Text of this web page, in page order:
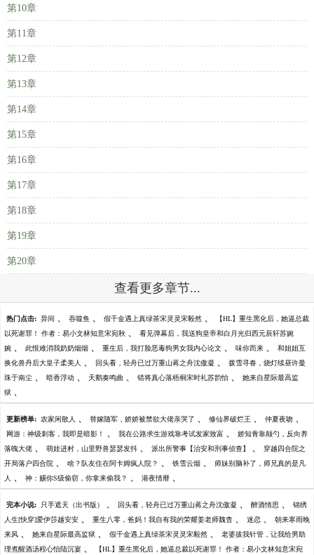
第10章
第11章
第12章
第13章
第14章
第15章
第16章
第17章
第18章
第19章
第20章
查看更多章节...
热门点击: 异间 、 吞噬鱼 、 假千金遇上真绿茶宋灵灵宋毅然 、 【HL】重生黑化后，她逼总裁
以死谢罪！ 作者：易小文林知意宋宛秋 、 看见弹幕后，我送狗皇帝和白月光归西元辰轩苏婉
婉 、 此恨难消我奶奶烟烟 、 重生后，我打脸恶毒狗男女我内心论文 、 味你而来 、 和姐姐互
换化兽丹后大皇子柔美人 、 回头看，轻舟已过万重山蒋之舟沈傲凝 、 拨雪寻春，烧灯续昼许曼
珠于南尘 、 暗香浮动 、 天鹅奏鸣曲 、 错将真心落梧桐宋时礼苏韵怡 、 她来自星际最高监
狱 、
更新榜单: 农家闲散人 、 替嫁随军，娇娇被禁欲大佬亲哭了 、 修仙界破烂王 、 仲夏夜吻 、
网游：神级刺客，我即是暗影！ 、 我在公路求生游戏靠考试发家致富 、 娇知青靠颠勺，反向养
落魄大佬 、 萌娃进村，山里野兽瑟瑟发抖 、 派出所警事【治安和刑事侦查】 、 穿越四合院之
开局落户四合院 、 啥？队友住在阿卡姆疯人院？ 、 铁雪云烟 、 师妹别脑补了，师兄真的是凡
人 、 神：赐你S级偷窃，你拿来偷我？ 、 港夜情靡 、
完本小说: 只手遮天（出书版） 、 回头看，轻舟已过万重山蒋之舟沈傲凝 、 醉酒情思 、 锦绣
人生[快穿]爱伊莎越安安 、 重生八零，爸妈！我自有我的荣耀姜老师魏杳 、 迷恋 、 朝来寒雨晚
来风 、 她来自星际最高监狱 、 假千金遇上真绿茶宋灵灵宋毅然 、 老婆拔我针管，让我给男助
理煮醒酒汤程心怡陆沉宴 、 【HL】重生黑化后，她逼总裁以死谢罪！ 作者：易小文林知意宋宛